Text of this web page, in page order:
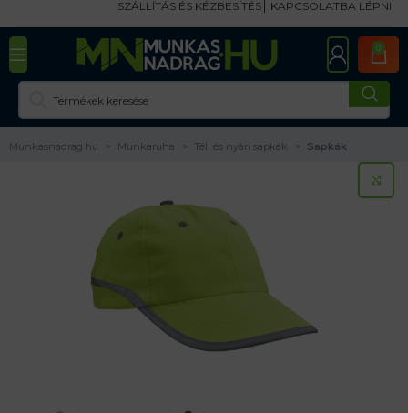
SZÁLLÍTÁS ÉS KÉZBESÍTÉS KAPCSOLATBA LÉPNI
0
Munkasnadrag.hu Munkaruha Téli és nyári sapkák Sapkák